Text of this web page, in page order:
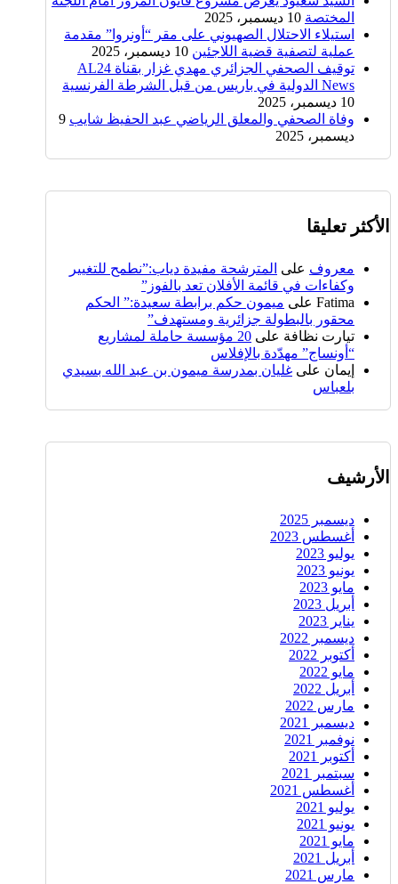
المختصة 10 ديسمبر، 2025
استيلاء الاحتلال الصهيوني على مقر “أونروا” مقدمة
عملية لتصفية قضية اللاجئين 10 ديسمبر، 2025
توقيف الصحفي الجزائري مهدي غزار بقناة AL24
News الدولية في باريس من قبل الشرطة الفرنسية
10 ديسمبر، 2025
وفاة الصحفي والمعلق الرياضي عبد الحفيظ شايب 9
ديسمبر، 2025
الأكثر تعليقا
معروف على المترشحة مفيدة دياب:”نطمح للتغيير
وكفاءات في قائمة الأفلان تعد بالفوز”
Fatima على ميمون حكم برابطة سعيدة:” الحكم
محقور بالبطولة جزائرية ومستهدف”
تيارت نظافة على
20 مؤسسة حاملة لمشاريع
“أونساج” مهدّدة بالإفلاس
إيمان على غليان بمدرسة ميمون بن عبد الله بسيدي
بلعباس
الأرشيف
ديسمبر 2025
أغسطس 2023
يوليو 2023
يونيو 2023
مايو 2023
أبريل 2023
يناير 2023
ديسمبر 2022
أكتوبر 2022
مايو 2022
أبريل 2022
مارس 2022
ديسمبر 2021
نوفمبر 2021
أكتوبر 2021
سبتمبر 2021
أغسطس 2021
يوليو 2021
يونيو 2021
مايو 2021
أبريل 2021
مارس 2021